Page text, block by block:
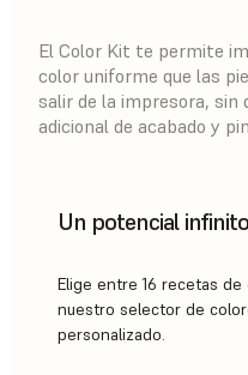
El Color Kit te permite
color uniforme que las
salir de la impresora, sin
adicional de acabado y
Un potencial infinito
Elige entre 16 recetas
nuestro selector de
personalizado.